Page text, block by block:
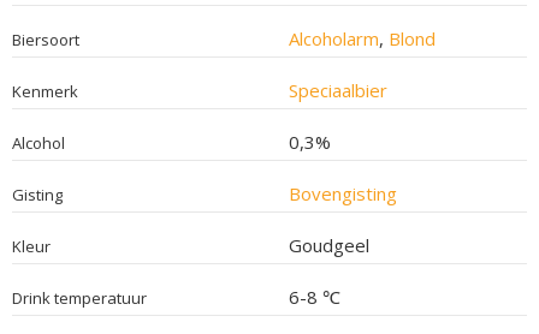
Biersoort Alcoholarm, Blond
Kenmerk Speciaalbier
Alcohol 0,3%
Gisting Bovengisting
Kleur Goudgeel
Drink temperatuur 6-8 ℃